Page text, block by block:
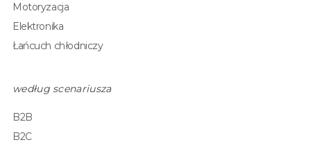
Motoryzacja
Elektronika
Łańcuch chłodniczy
według scenariusza
B2B
B2C